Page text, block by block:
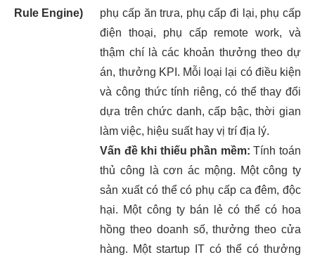
Rule Engine)
phụ cấp ăn trưa, phụ cấp đi lại, phụ cấp
điện thoại, phụ cấp remote work, và
thậm chí là các khoản thưởng theo dự
án, thưởng KPI. Mỗi loại lại có điều kiện
và công thức tính riêng, có thể thay đổi
dựa trên chức danh, cấp bậc, thời gian
làm việc, hiệu suất hay vị trí địa lý.
Vấn đề khi thiếu phần mềm: Tính toán
thủ công là cơn ác mộng. Một công ty
sản xuất có thể có phụ cấp ca đêm, độc
hại. Một công ty bán lẻ có thể có hoa
hồng theo doanh số, thưởng theo cửa
hàng. Một startup IT có thể có thưởng